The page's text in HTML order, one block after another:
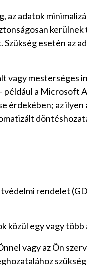
adatok
kerülnek
esetén az
vagy
a Microsoft
érdekében; az
rendelet
közül egy vagy
vagy az Ön